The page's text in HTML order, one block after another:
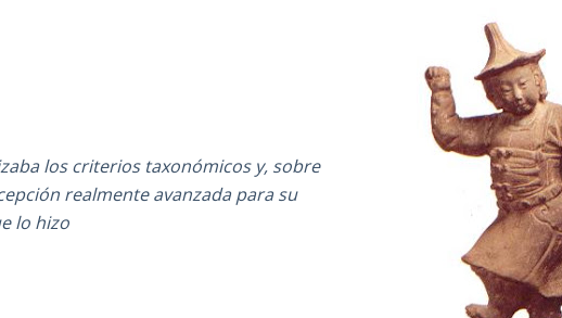
los criterios taxonómicos y, sobre
realmente avanzada para su
lo hizo